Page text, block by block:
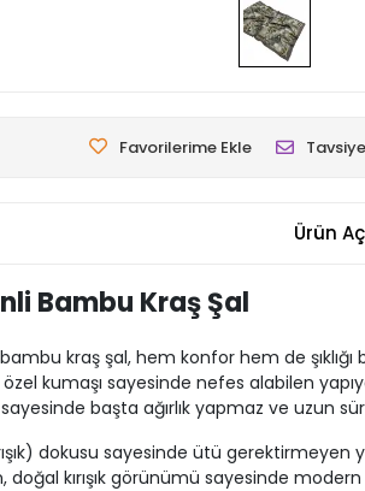
Favorilerime Ekle
Ürün
Bambu Kraş Şal
kraş şal, hem konfor hem de
kumaşı sayesinde nefes alabilen
başta ağırlık yapmaz ve uzun
dokusu sayesinde ütü
doğal kırışık görünümü sayesinde